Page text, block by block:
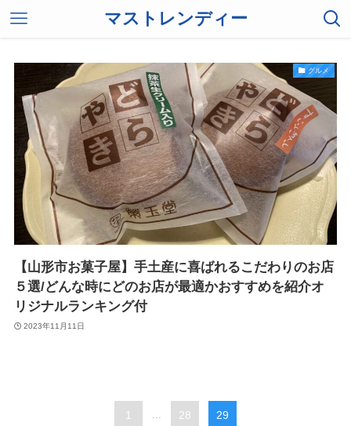
マストレンディー
グルメ
【山形市お菓子屋】手土産に喜ばれるこだわりのお店
５選/どんな時にどのお店が最適かおすすめを紹介オ
リジナルランキング付
2023年11月11日
1 ... 28 29